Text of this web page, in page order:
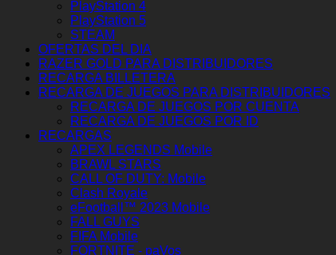
PlayStation 4
PlayStation 5
STEAM
OFERTAS DEL DIA
RAZER GOLD PARA DISTRIBUIDORES
RECARGA BILLETERA
RECARGA DE JUEGOS PARA DISTRIBUIDORES
RECARGA DE JUEGOS POR CUENTA
RECARGA DE JUEGOS POR ID
RECARGAS
APEX LEGENDS Mobile
BRAWL STARS
CALL OF DUTY: Mobile
Clash Royale
eFootball™ 2023 Mobile
FALL GUYS
FIFA Mobile
FORTNITE - paVos